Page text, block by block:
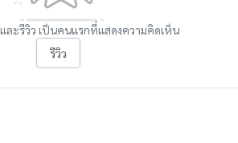
ละรีวิว เป็นคนแรกที่แสดงความคิดเห็น
รีวิว